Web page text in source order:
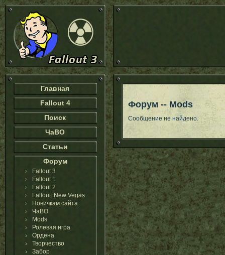
Главная
Fallout 4
Поиск
ЧаВО
Статьи
Форум
Fallout 3
Fallout 1
Fallout 2
Fallout: New Vegas
Новичкам сайта
ЧаВО
Mods
Ролевая игра
Ордена
Творчество
Забор
Форум -- Mods
Сообщение не найдено.